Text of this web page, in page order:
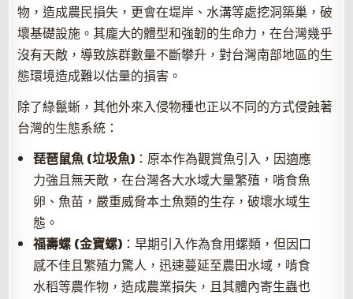
物，造成農民損失，更會在堤岸、水溝等處挖洞築巢，破
壞基礎設施。其龐大的體型和強韌的生命力，在台灣幾乎
沒有天敵，導致族群數量不斷攀升，對台灣南部地區的生
態環境造成難以估量的損害。
除了綠鬣蜥，其他外來入侵物種也正以不同的方式侵蝕著
台灣的生態系統：
琵琶鼠魚 (垃圾魚) ：原本作為觀賞魚引入，因適應
力強且無天敵，在台灣各大水域大量繁殖，啃食魚
卵、魚苗，嚴重威脅本土魚類的生存，破壞水域生
態。
福壽螺 (金寶螺) ：早期引入作為食用螺類，但因口
感不佳且繁殖力驚人，迅速蔓延至農田水域，啃食
水稻等農作物，造成農業損失，且其體內寄生蟲也